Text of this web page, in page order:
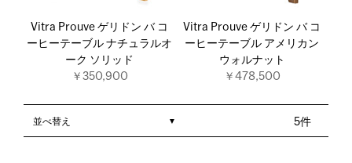
Vitra Prouve ゲリドン バ コ
ーヒーテーブル ナチュラルオ
ーク ソリッド
￥350,900
Vitra Prouve ゲリドン バ コ
ーヒーテーブル アメリカン
ウォルナット
￥478,500
5件
並べ替え